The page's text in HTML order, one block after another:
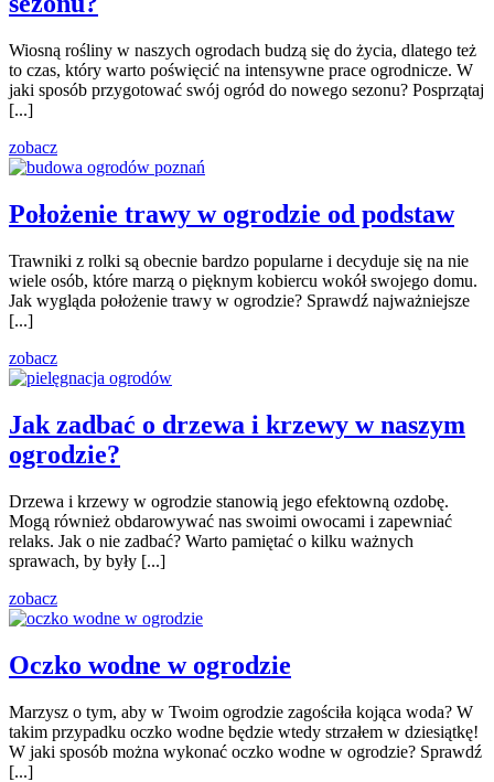
Wiosną rośliny w naszych ogrodach budzą się do życia, dlatego też
to czas, który warto poświęcić na intensywne prace ogrodnicze. W
jaki sposób przygotować swój ogród do nowego sezonu? Posprzątaj
[...]
zobacz
Położenie trawy w ogrodzie od podstaw
Trawniki z rolki są obecnie bardzo popularne i decyduje się na nie
wiele osób, które marzą o pięknym kobiercu wokół swojego domu.
Jak wygląda położenie trawy w ogrodzie? Sprawdź najważniejsze
[...]
zobacz
Jak zadbać o drzewa i krzewy w naszym
ogrodzie?
Drzewa i krzewy w ogrodzie stanowią jego efektowną ozdobę.
Mogą również obdarowywać nas swoimi owocami i zapewniać
relaks. Jak o nie zadbać? Warto pamiętać o kilku ważnych
sprawach, by były [...]
zobacz
Oczko wodne w ogrodzie
Marzysz o tym, aby w Twoim ogrodzie zagościła kojąca woda? W
takim przypadku oczko wodne będzie wtedy strzałem w dziesiątkę!
W jaki sposób można wykonać oczko wodne w ogrodzie? Sprawdź
[...]